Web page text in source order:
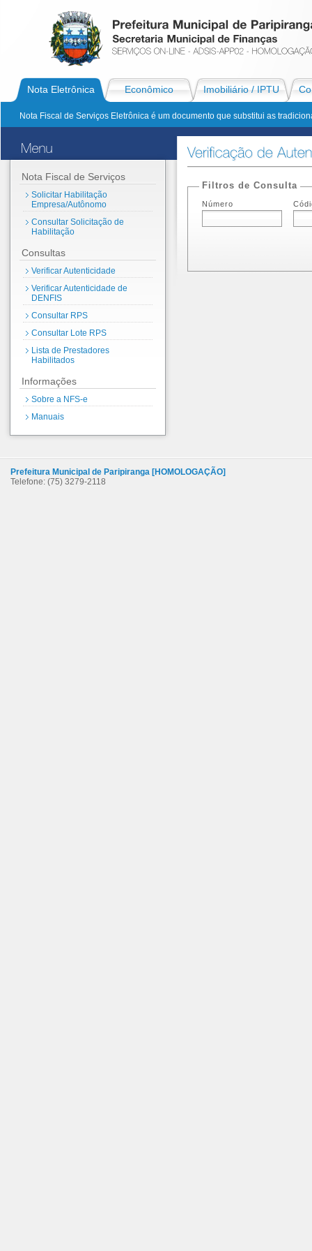
Nota Eletrônica
Nota Fiscal de Serviços Eletrônica é um documento que substitui as
Econômico Imobiliário / IPTU
Filtros de Consulta
Número
Nota Fiscal de Serviços
Solicitar Habilitação
Empresa/Autônomo
Consultar Solicitação de
Habilitação
Consultas
Verificar Autenticidade
Verificar Autenticidade de
DENFIS
Consultar RPS
Consultar Lote RPS
Lista de Prestadores
Habilitados
Informações
Sobre a NFS-e
Manuais
Prefeitura Municipal de Paripiranga [HOMOLOGAÇÃO]
Telefone: (75) 3279-2118